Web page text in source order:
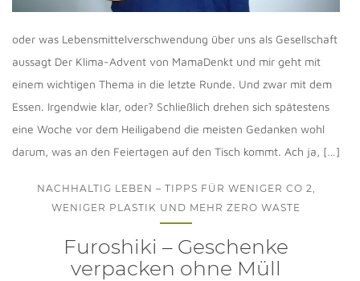
oder was Lebensmittelverschwendung über uns als Gesellschaft
aussagt Der Klima-Advent von MamaDenkt und mir geht mit
einem wichtigen Thema in die letzte Runde. Und zwar mit dem
Essen. Irgendwie klar, oder? Schließlich drehen sich spätestens
eine Woche vor dem Heiligabend die meisten Gedanken wohl
darum, was an den Feiertagen auf den Tisch kommt. Ach ja, […]
NACHHALTIG LEBEN – TIPPS FÜR WENIGER CO 2,
WENIGER PLASTIK UND MEHR ZERO WASTE
Furoshiki – Geschenke
verpacken ohne Müll